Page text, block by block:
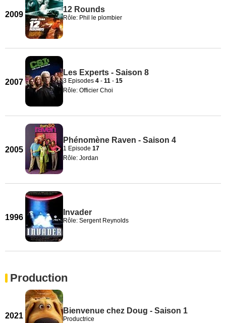
2009
12 Rounds
Rôle: Phil le plombier
2007
Les Experts - Saison 8
3 Episodes 4 - 11 - 15
Rôle: Officier Choi
2005
Phénomène Raven - Saison 4
1 Episode 17
Rôle: Jordan
1996
Invader
Rôle: Sergent Reynolds
Production
2021
Bienvenue chez Doug - Saison 1
Productrice